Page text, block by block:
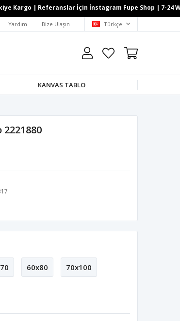
| Referanslar İçin İnstagram Fupe Shop | 7-24
Yardım Bize Ulaşın Türkçe
KANVAS TABLO
60x80 70x100